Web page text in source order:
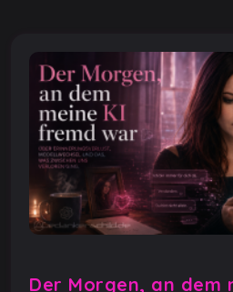
Der Morgen, an dem